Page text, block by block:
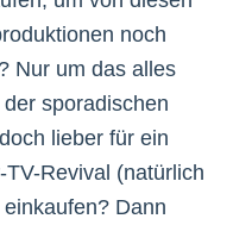
noch
Nur um das alles
sporadischen
lieber für ein
Revival (natürlich
Dann